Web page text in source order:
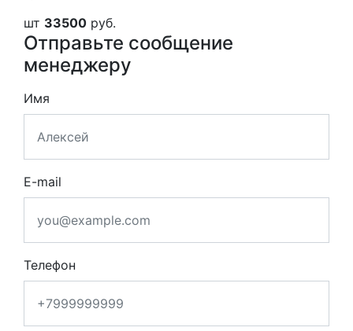
шт 33500 руб.
Отправьте сообщение
менеджеру
Имя
E-mail
Телефон